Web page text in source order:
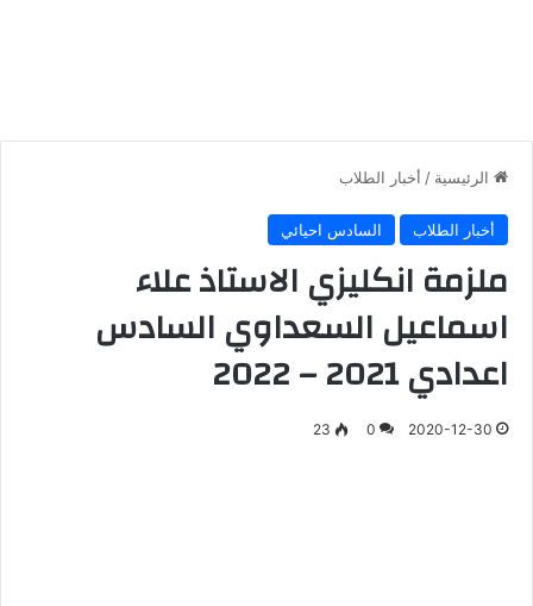
الرئيسية / أخبار الطلاب
أخبار الطلاب السادس احيائي
ملزمة انكليزي الاستاذ علاء
اسماعيل السعداوي السادس
اعدادي 2021 – 2022
2020-12-30
0
23